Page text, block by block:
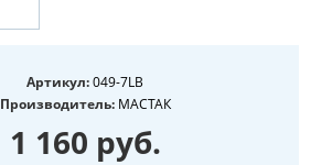
Артикул:049-7LB
Производитель:МАСТАК
1 160 руб.